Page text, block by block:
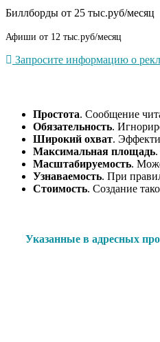
Биллборды от 25 тыс.руб/месяц
Афиши от 12 тыс.руб/месяц
Запросите информацию о
Простота. Сообщение
Обязательность.
Широкий охват.
Максимальная площадь
Масштабируемость.
Узнаваемость. При
Стоимость. Создание
Указанные в адресных